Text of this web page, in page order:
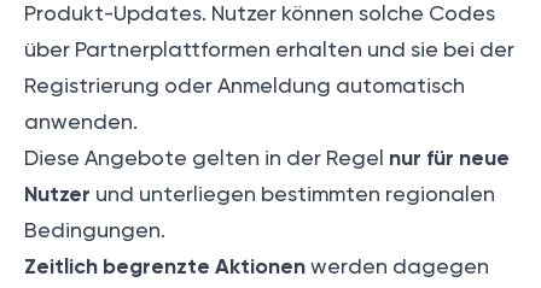
Produkt-Updates. Nutzer können solche Codes
über Partnerplattformen erhalten und sie bei der
Registrierung oder Anmeldung automatisch
anwenden.
Diese Angebote gelten in der Regel nur für neue
Nutzer und unterliegen bestimmten regionalen
Bedingungen.
Zeitlich begrenzte Aktionen werden dagegen